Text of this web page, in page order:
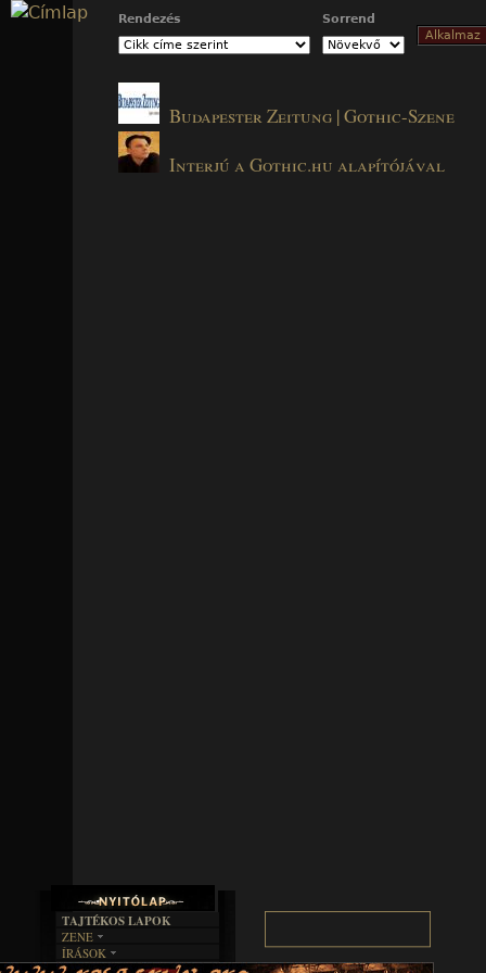
Jump to navigation
Rendezés Sorrend
Budapester Zeitung | Gothic-Szene
Interjú a Gothic.hu alapítójával
TAJTÉKOS LAPOK
ZENE
EGYÜTTESEK
ÍRÁSOK
BOSZORKÁNYKONYHA